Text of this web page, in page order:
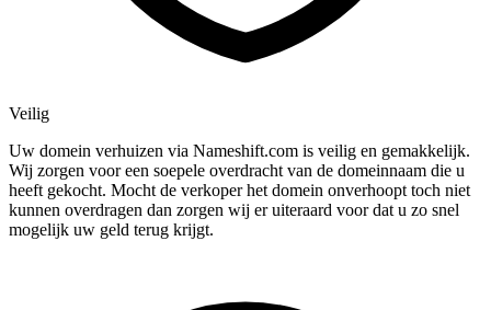
Veilig
Uw domein verhuizen via Nameshift.com is veilig en gemakkelijk.
Wij zorgen voor een soepele overdracht van de domeinnaam die u
heeft gekocht. Mocht de verkoper het domein onverhoopt toch niet
kunnen overdragen dan zorgen wij er uiteraard voor dat u zo snel
mogelijk uw geld terug krijgt.